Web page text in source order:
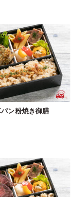
ン粉焼き御膳